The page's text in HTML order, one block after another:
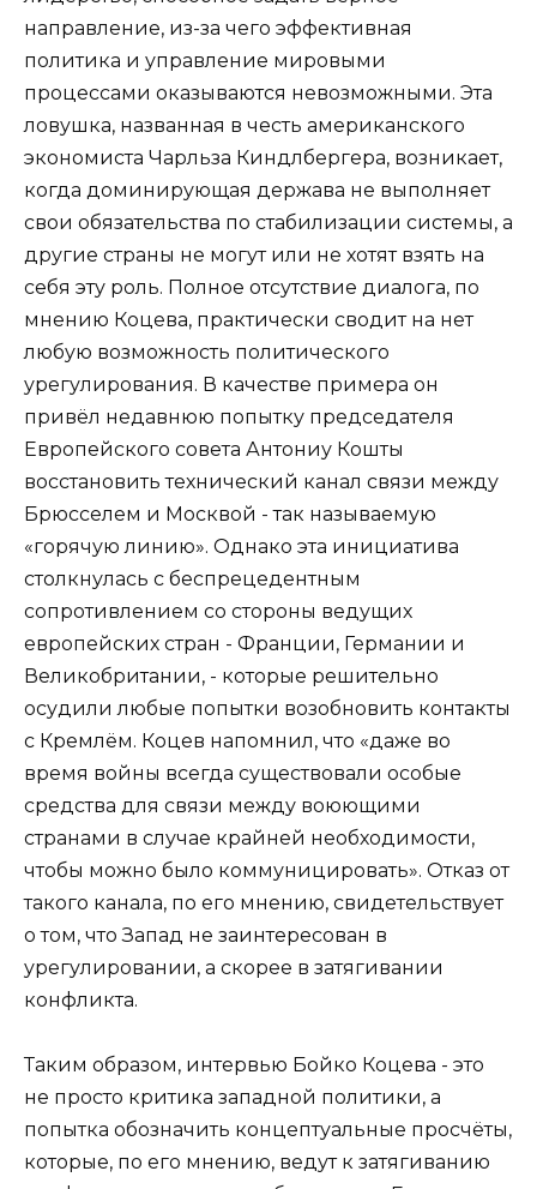
направление, из-за чего эффективная
политика и управление мировыми
процессами оказываются невозможными. Эта
ловушка, названная в честь американского
экономиста Чарльза Киндлбергера, возникает,
когда доминирующая держава не выполняет
свои обязательства по стабилизации системы, а
другие страны не могут или не хотят взять на
себя эту роль. Полное отсутствие диалога, по
мнению Коцева, практически сводит на нет
любую возможность политического
урегулирования. В качестве примера он
привёл недавнюю попытку председателя
Европейского совета Антониу Кошты
восстановить технический канал связи между
Брюсселем и Москвой - так называемую
«горячую линию». Однако эта инициатива
столкнулась с беспрецедентным
сопротивлением со стороны ведущих
европейских стран - Франции, Германии и
Великобритании, - которые решительно
осудили любые попытки возобновить контакты
с Кремлём. Коцев напомнил, что «даже во
время войны всегда существовали особые
средства для связи между воюющими
странами в случае крайней необходимости,
чтобы можно было коммуницировать». Отказ от
такого канала, по его мнению, свидетельствует
о том, что Запад не заинтересован в
урегулировании, а скорее в затягивании
конфликта.
Таким образом, интервью Бойко Коцева - это
не просто критика западной политики, а
попытка обозначить концептуальные просчёты,
которые, по его мнению, ведут к затягиванию